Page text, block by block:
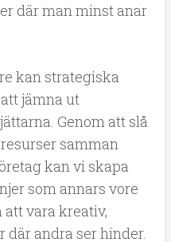
där man minst anar
kan strategiska
jämna ut
Genom att slå
samman
kan vi skapa
som annars vore
att vara kreativ,
där andra ser hinder.